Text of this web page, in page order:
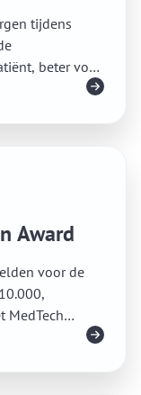
tijdens
beter voor
Award
voor de
MedTech